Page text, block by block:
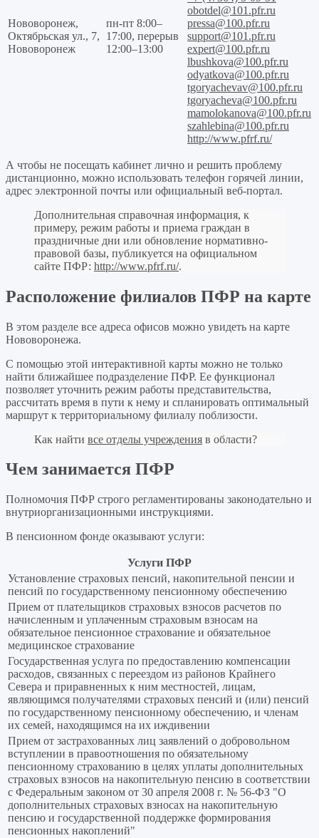
Нововоронеж,
Октябрьская ул., 7,
Нововоронеж
пн-пт 8:00–
17:00, перерыв
12:00–13:00
obotdel@101.pfr.ru
pressa@100.pfr.ru
support@101.pfr.ru
expert@100.pfr.ru
lbushkova@100.pfr.ru
odyatkova@100.pfr.ru
tgoryachevav@100.pfr.ru
tgoryacheva@100.pfr.ru
mamolokanova@100.pfr.ru
szahlebina@100.pfr.ru
http://www.pfrf.ru/
А чтобы не посещать кабинет лично и решить проблему
дистанционно, можно использовать телефон горячей линии,
адрес электронной почты или официальный веб-портал.
Дополнительная справочная информация, к
примеру, режим работы и приема граждан в
праздничные дни или обновление нормативно-
правовой базы, публикуется на официальном
сайте ПФР: http://www.pfrf.ru/.
Расположение филиалов ПФР на карте
В этом разделе все адреса офисов можно увидеть на карте
Нововоронежа.
С помощью этой интерактивной карты можно не только
найти ближайшее подразделение ПФР. Ее функционал
позволяет уточнить режим работы представительства,
рассчитать время в пути к нему и спланировать оптимальный
маршрут к территориальному филиалу поблизости.
Как найти все отделы учреждения в области?
Чем занимается ПФР
Полномочия ПФР строго регламентированы законодательно и
внутриорганизационными инструкциями.
В пенсионном фонде оказывают услуги:
Услуги ПФР
Установление страховых пенсий, накопительной пенсии и
пенсий по государственному пенсионному обеспечению
Прием от плательщиков страховых взносов расчетов по
начисленным и уплаченным страховым взносам на
обязательное пенсионное страхование и обязательное
медицинское страхование
Государственная услуга по предоставлению компенсации
расходов, связанных с переездом из районов Крайнего
Севера и приравненных к ним местностей, лицам,
являющимся получателями страховых пенсий и (или) пенсий
по государственному пенсионному обеспечению, и членам
их семей, находящимся на их иждивении
Прием от застрахованных лиц заявлений о добровольном
вступлении в правоотношения по обязательному
пенсионному страхованию в целях уплаты дополнительных
страховых взносов на накопительную пенсию в соответствии
с Федеральным законом от 30 апреля 2008 г. № 56-ФЗ "О
дополнительных страховых взносах на накопительную
пенсию и государственной поддержке формирования
пенсионных накоплений"